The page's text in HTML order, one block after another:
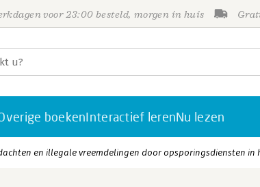
voor 23:00 besteld, morgen in huis
boekenInteractief lerenNu lezen
en illegale vreemdelingen door opsporingsdiensten in